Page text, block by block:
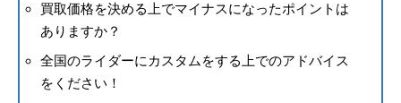
買取価格を決める上でマイナスになったポイントは
ありますか？
全国のライダーにカスタムをする上でのアドバイス
をください！